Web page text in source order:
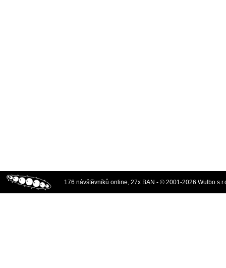
176 návštěvníků online, 27x BAN - © 2001-2026 Wulbo